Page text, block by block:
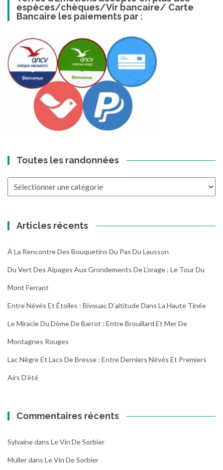
espèces/chèques/Vir bancaire/ Carte
Bancaire les paiements par :
Toutes les randonnées
Articles récents
À La Rencontre Des Bouquetins Du Pas Du Lausson
Du Vert Des Alpages Aux Grondements De L’orage : Le Tour Du
Mont Ferrant
Entre Névés Et Étoiles : Bivouac D’altitude Dans La Haute Tinée
Le Miracle Du Dôme De Barrot : Entre Brouillard Et Mer De
Montagnes Rouges
Lac Nègre Et Lacs De Bresse : Entre Derniers Névés Et Premiers
Airs D’été
Commentaires récents
Sylvainedans Le Vin De Sorbier
Mullerdans Le Vin De Sorbier